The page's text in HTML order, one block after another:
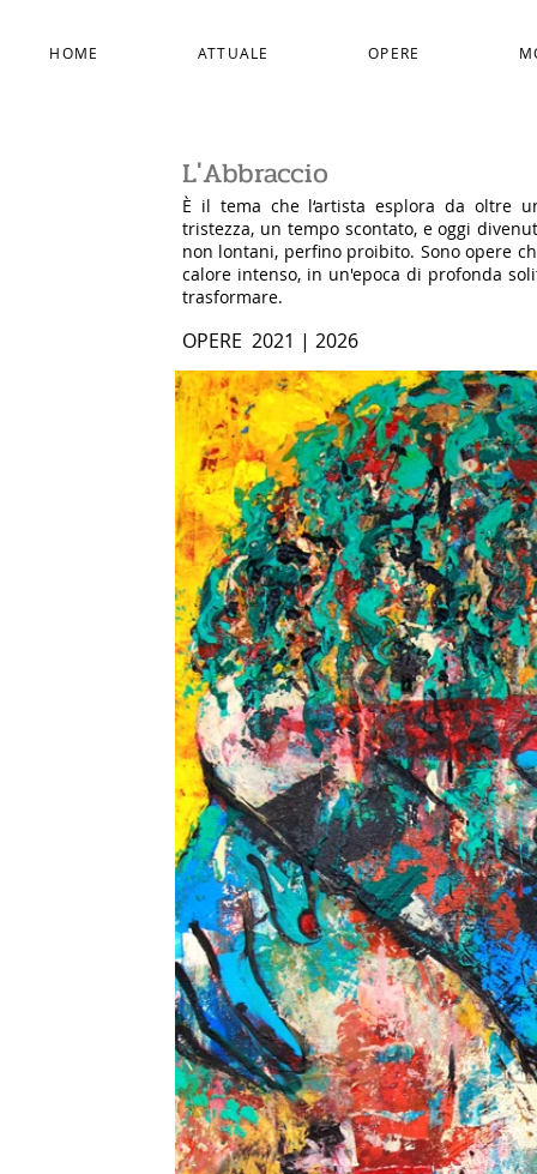
HOME ATTUALE OPERE
L'Abbraccio
È il tema che l‘artista esplora da oltre
tristezza, un tempo scontato, e oggi
non lontani, perfino proibito. Sono opere
calore intenso, in un'epoca di profonda
trasformare.
OPERE 2021 | 2026